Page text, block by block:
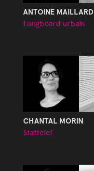
ANTOINE MAILLARD
Longboard urbain
CHANTAL MORIN
Staffelei